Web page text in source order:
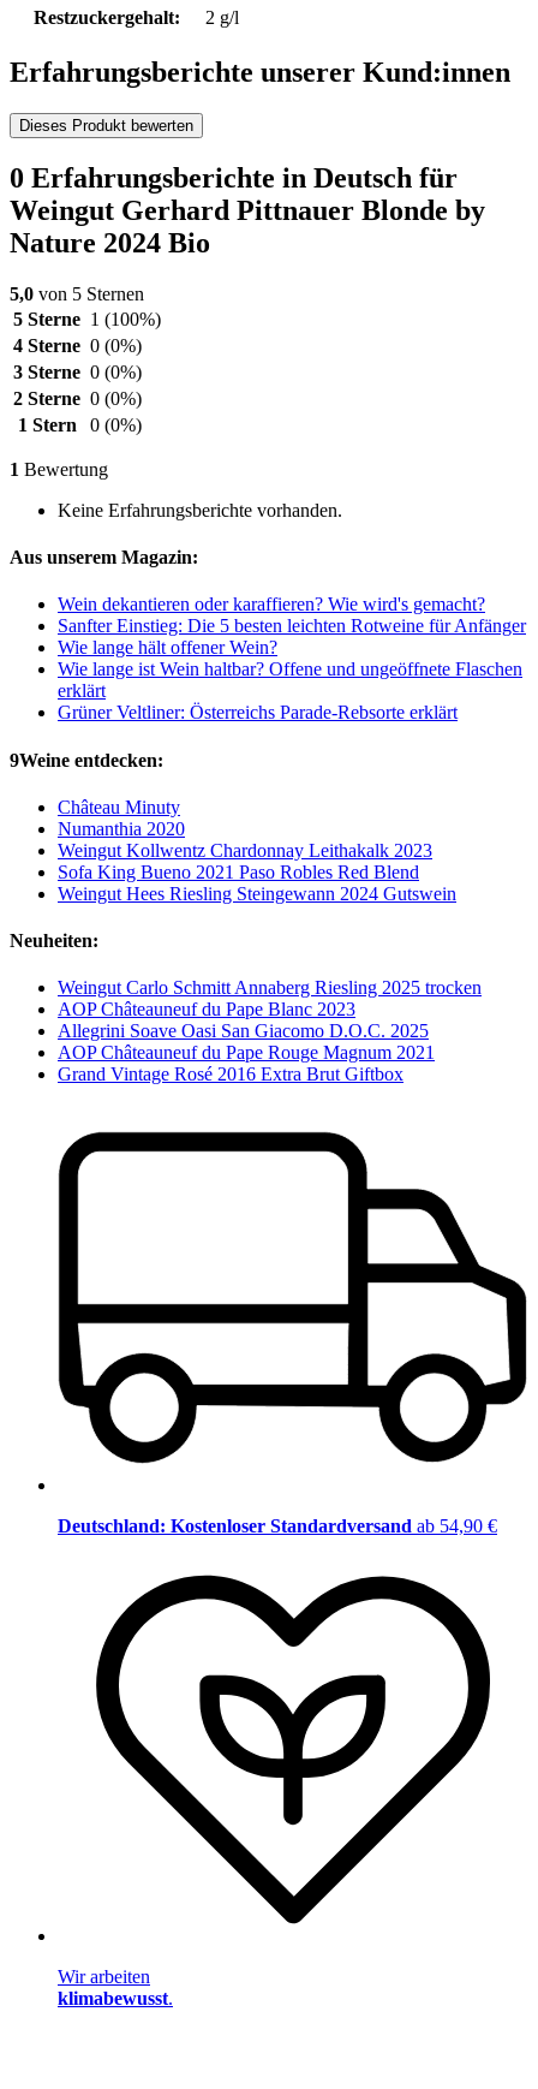
Restzuckergehalt:
2 g/l
Erfahrungsberichte unserer Kund:innen
Dieses Produkt bewerten
0 Erfahrungsberichte in Deutsch für
Weingut Gerhard Pittnauer Blonde by
Nature 2024 Bio
5,0 von 5 Sternen
5 Sterne 1 (100%)
4 Sterne 0 (0%)
3 Sterne 0 (0%)
2 Sterne 0 (0%)
1 Stern
0 (0%)
1 Bewertung
Keine Erfahrungsberichte vorhanden.
Aus unserem Magazin:
Wein dekantieren oder karaffieren? Wie wird's gemacht?
Sanfter Einstieg: Die 5 besten leichten Rotweine für Anfänger
Wie lange hält offener Wein?
Wie lange ist Wein haltbar? Offene und ungeöffnete Flaschen
erklärt
Grüner Veltliner: Österreichs Parade-Rebsorte erklärt
9Weine entdecken:
Château Minuty
Numanthia 2020
Weingut Kollwentz Chardonnay Leithakalk 2023
Sofa King Bueno 2021 Paso Robles Red Blend
Weingut Hees Riesling Steingewann 2024 Gutswein
Neuheiten:
Weingut Carlo Schmitt Annaberg Riesling 2025 trocken
AOP Châteauneuf du Pape Blanc 2023
Allegrini Soave Oasi San Giacomo D.O.C. 2025
AOP Châteauneuf du Pape Rouge Magnum 2021
Grand Vintage Rosé 2016 Extra Brut Giftbox
Deutschland: Kostenloser Standardversand ab 54,90 €
Wir arbeiten
klimabewusst.